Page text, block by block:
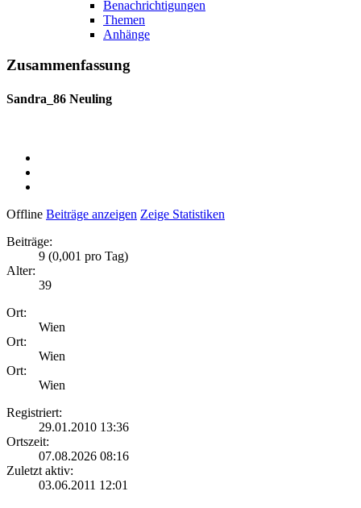
Benachrichtigungen
Themen
Anhänge
Zusammenfassung
Sandra_86 Neuling
Offline Beiträge anzeigen Zeige Statistiken
Beiträge:
9 (0,001 pro Tag)
Alter:
39
Ort:
Wien
Ort:
Wien
Ort:
Wien
Registriert:
29.01.2010 13:36
Ortszeit:
07.08.2026 08:16
Zuletzt aktiv:
03.06.2011 12:01